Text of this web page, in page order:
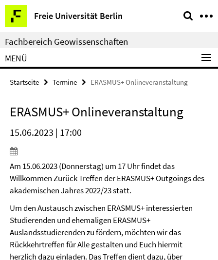
Springe
direkt
zu
Inhalt
Freie Universität Berlin
Service-
Navigation
Fachbereich Geowissenschaften
MENÜ
Startseite Termine ERASMUS+ Onlineveranstaltung
ERASMUS+ Onlineveranstaltung
15.06.2023 | 17:00
Am 15.06.2023 (Donnerstag) um 17 Uhr findet das
Willkommen Zurück Treffen der ERASMUS+ Outgoings des
akademischen Jahres 2022/23 statt.
Um den Austausch zwischen ERASMUS+ interessierten
Studierenden und ehemaligen ERASMUS+
Auslandsstudierenden zu fördern, möchten wir das
Rückkehrtreffen für Alle gestalten und Euch hiermit
herzlich dazu einladen. Das Treffen dient dazu, über